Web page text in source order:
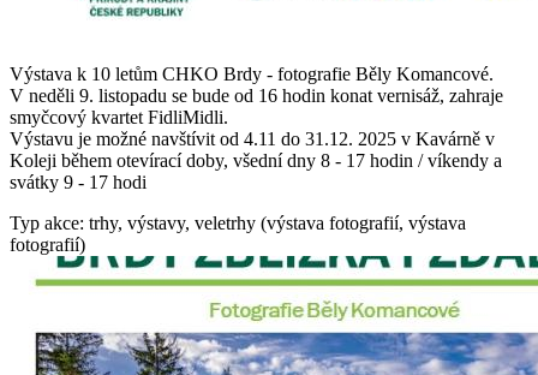
Výstava k 10 letům CHKO Brdy - fotografie Běly Komancové.
V neděli 9. listopadu se bude od 16 hodin konat vernisáž, zahraje
smyčcový kvartet FidliMidli.
Výstavu je možné navštívit od 4.11 do 31.12. 2025 v Kavárně v
Koleji během otevírací doby, všední dny 8 - 17 hodin / víkendy a
svátky 9 - 17 hodi
Typ akce: trhy, výstavy, veletrhy (výstava fotografií, výstava
fotografií)